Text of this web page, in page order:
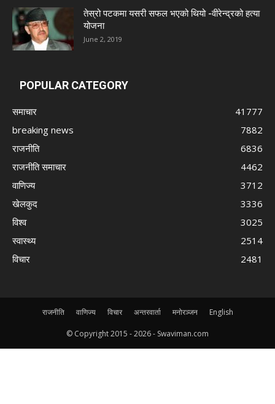
तेस्रो पटकमा यसरी सफल भएको थियो -वीरेन्द्रको हत्या
योजना
June 2, 2019
POPULAR CATEGORY
समाचार
41777
breaking news
7882
राजनीति
6836
राजनीति समाचार
4462
वाणिज्य
3712
खेलकुद
3336
विश्व
3025
स्वास्थ्य
2514
विचार
2481
राजनीति वाणिज्य विचार अन्तरवार्ता मनोरञ्जन English
© Copyright 2015 -2026 - Swaviman.com